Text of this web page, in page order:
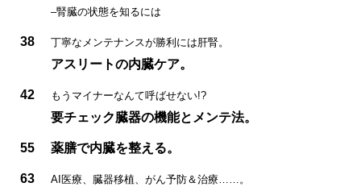
–腎臓の状態を知るには
38 丁寧なメンテナンスが勝利には肝腎。
アスリートの内臓ケア。
42 もうマイナーなんて呼ばせない!?
要チェック臓器の機能とメンテ法。
55 薬膳で内臓を整える。
63 AI医療、臓器移植、がん予防＆治療……。